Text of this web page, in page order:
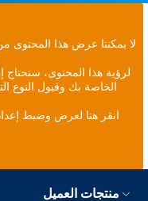
لا يمكننا عرض هذا المحتوى
لرؤية هذا المحتوى،
الخاصة بك وقبول النوع
انقر هنا لعرض وضبط
منتجات العميل